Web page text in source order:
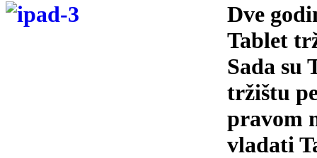
Dve
Tablet
Sada su
tržištu
pravom
vladati